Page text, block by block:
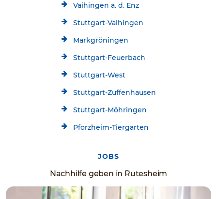
Vaihingen a. d. Enz
Stuttgart-Vaihingen
Markgröningen
Stuttgart-Feuerbach
Stuttgart-West
Stuttgart-Zuffenhausen
Stuttgart-Möhringen
Pforzheim-Tiergarten
JOBS
Nachhilfe geben in Rutesheim